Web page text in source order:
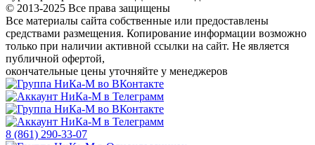
© 2013-2025 Все права защищены
Все материалы сайта собственные или предоставлены
средствами размещения. Копирование информации возможно
только при наличии активной ссылки на сайт. Не является
публичной офертой,
окончательные цены уточняйте у менеджеров
8 (861) 290-33-07